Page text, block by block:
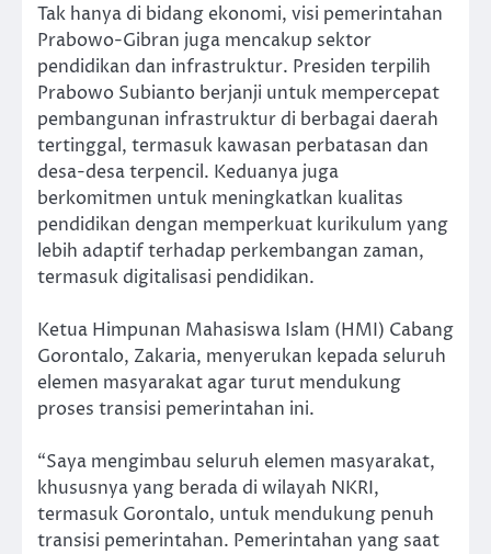
Tak hanya di bidang ekonomi, visi pemerintahan
Prabowo-Gibran juga mencakup sektor
pendidikan dan infrastruktur. Presiden terpilih
Prabowo Subianto berjanji untuk mempercepat
pembangunan infrastruktur di berbagai daerah
tertinggal, termasuk kawasan perbatasan dan
desa-desa terpencil. Keduanya juga
berkomitmen untuk meningkatkan kualitas
pendidikan dengan memperkuat kurikulum yang
lebih adaptif terhadap perkembangan zaman,
termasuk digitalisasi pendidikan.
Ketua Himpunan Mahasiswa Islam (HMI) Cabang
Gorontalo, Zakaria, menyerukan kepada seluruh
elemen masyarakat agar turut mendukung
proses transisi pemerintahan ini.
“Saya mengimbau seluruh elemen masyarakat,
khususnya yang berada di wilayah NKRI,
termasuk Gorontalo, untuk mendukung penuh
transisi pemerintahan. Pemerintahan yang saat